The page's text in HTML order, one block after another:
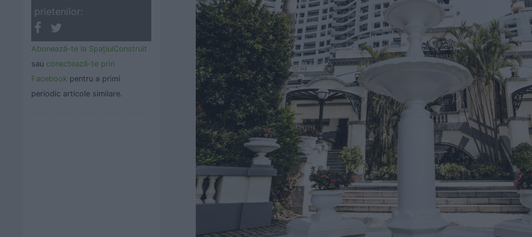
prietenilor:
Abonează-te la SpaţiulConstruit
sau conectează-te prin
Facebook pentru a primi
periodic articole similare.